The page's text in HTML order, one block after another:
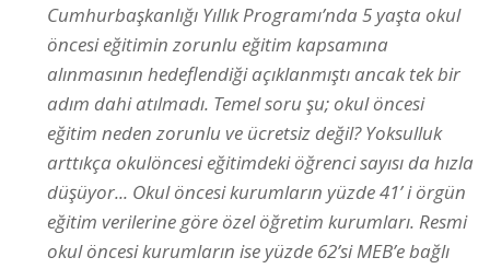
Cumhurbaşkanlığı Yıllık Programı’nda 5 yaşta okul
öncesi eğitimin zorunlu eğitim kapsamına
alınmasının hedeflendiği açıklanmıştı ancak tek bir
adım dahi atılmadı. Temel soru şu; okul öncesi
eğitim neden zorunlu ve ücretsiz değil? Yoksulluk
arttıkça okulöncesi eğitimdeki öğrenci sayısı da hızla
düşüyor... Okul öncesi kurumların yüzde 41’ i örgün
eğitim verilerine göre özel öğretim kurumları. Resmi
okul öncesi kurumların ise yüzde 62’si MEB’e bağlı